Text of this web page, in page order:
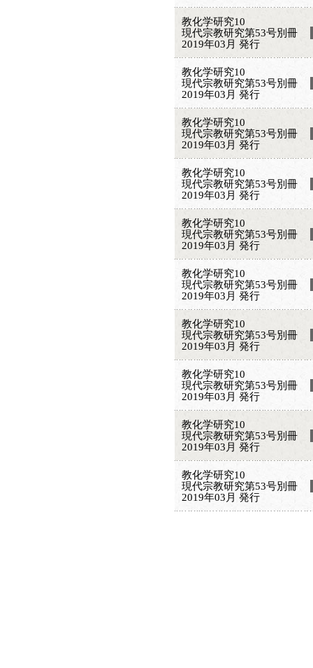
教化学研究10
現代宗教研究第53号別冊
2019年03月 発行
教化学研究10
現代宗教研究第53号別冊
2019年03月 発行
教化学研究10
現代宗教研究第53号別冊
2019年03月 発行
教化学研究10
現代宗教研究第53号別冊
2019年03月 発行
教化学研究10
現代宗教研究第53号別冊
2019年03月 発行
教化学研究10
現代宗教研究第53号別冊
2019年03月 発行
教化学研究10
現代宗教研究第53号別冊
2019年03月 発行
教化学研究10
現代宗教研究第53号別冊
2019年03月 発行
教化学研究10
現代宗教研究第53号別冊
2019年03月 発行
教化学研究10
現代宗教研究第53号別冊
2019年03月 発行